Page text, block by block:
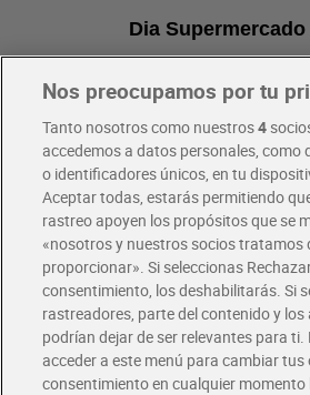
Dia
Pide hoy, recibe hoy
Envío gratis por compras superiores a
Envío estandar por 4,99€
Glovo y Uber Eats
Solicita tu factura de Glovo o Uber Eats
Únete al CLUB Dia
Disfruta las ventajas y ofertas exclusivas.
Descárgate la APP Dia
Nos preocupamos por tu
Tanto nosotros como nuestros4
accedemos a datos personales, como
o identificadores únicos, en tu
Aceptar todas, estarás permitiendo
rastreo apoyen los propósitos que se
«nosotros y nuestros socios tratamos
proporcionar». Si seleccionas
consentimiento, los deshabilitarás. Si
rastreadores, parte del contenido y los
podrían dejar de ser relevantes para ti.
acceder a este menú para cambiar
consentimiento en cualquier momento